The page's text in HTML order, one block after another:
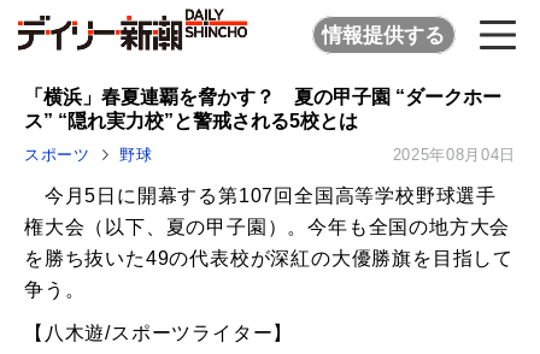
情報提供する
「横浜」春夏連覇を脅かす？ 夏の甲子園 “ダークホー
ス” “隠れ実力校”と警戒される5校とは
スポーツ 野球 2025年08月04日
今月5日に開幕する第107回全国高等学校野球選手
権大会（以下、夏の甲子園）。今年も全国の地方大会
を勝ち抜いた49の代表校が深紅の大優勝旗を目指して
争う。
【八木遊/スポーツライター】